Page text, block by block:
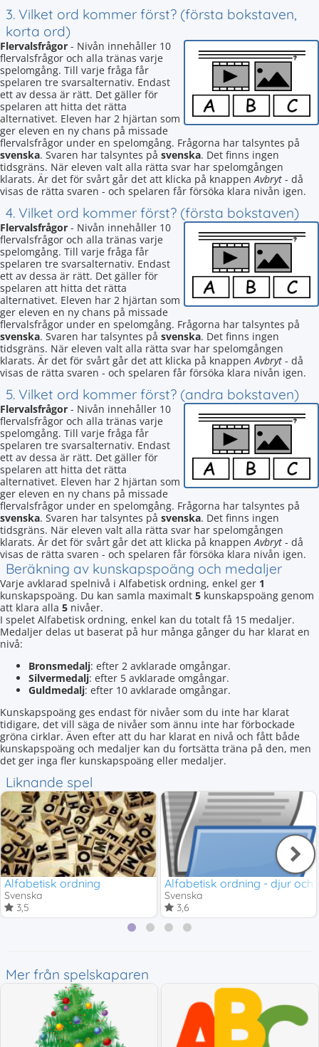
3. Vilket ord kommer först? (första bokstaven,
korta ord)
Flervalsfrågor - Nivån innehåller 10
flervalsfrågor och alla tränas varje
spelomgång. Till varje fråga får
spelaren tre svarsalternativ. Endast
ett av dessa är rätt. Det gäller för
spelaren att hitta det rätta
alternativet. Eleven har 2 hjärtan som
ger eleven en ny chans på missade
flervalsfrågor under en spelomgång. Frågorna har talsyntes på
svenska. Svaren har talsyntes på svenska. Det finns ingen
tidsgräns. När eleven valt alla rätta svar har spelomgången
klarats. Är det för svårt går det att klicka på knappenAvbryt - då
visas de rätta svaren - och spelaren får försöka klara nivån igen.
4. Vilket ord kommer först? (första bokstaven)
Flervalsfrågor - Nivån innehåller 10
flervalsfrågor och alla tränas varje
spelomgång. Till varje fråga får
spelaren tre svarsalternativ. Endast
ett av dessa är rätt. Det gäller för
spelaren att hitta det rätta
alternativet. Eleven har 2 hjärtan som
ger eleven en ny chans på missade
flervalsfrågor under en spelomgång. Frågorna har talsyntes på
svenska. Svaren har talsyntes på svenska. Det finns ingen
tidsgräns. När eleven valt alla rätta svar har spelomgången
klarats. Är det för svårt går det att klicka på knappenAvbryt - då
visas de rätta svaren - och spelaren får försöka klara nivån igen.
5. Vilket ord kommer först? (andra bokstaven)
Flervalsfrågor - Nivån innehåller 10
flervalsfrågor och alla tränas varje
spelomgång. Till varje fråga får
spelaren tre svarsalternativ. Endast
ett av dessa är rätt. Det gäller för
spelaren att hitta det rätta
alternativet. Eleven har 2 hjärtan som
ger eleven en ny chans på missade
flervalsfrågor under en spelomgång. Frågorna har talsyntes på
svenska. Svaren har talsyntes på svenska. Det finns ingen
tidsgräns. När eleven valt alla rätta svar har spelomgången
klarats. Är det för svårt går det att klicka på knappenAvbryt - då
visas de rätta svaren - och spelaren får försöka klara nivån igen.
Beräkning av kunskapspoäng och medaljer
Varje avklarad spelnivå i Alfabetisk ordning, enkel ger 1
kunskapspoäng. Du kan samla maximalt 5 kunskapspoäng genom
att klara alla 5 nivåer.
I spelet Alfabetisk ordning, enkel kan du totalt få 15 medaljer.
Medaljer delas ut baserat på hur många gånger du har klarat en
nivå:
Bronsmedalj: efter 2 avklarade omgångar.
Silvermedalj: efter 5 avklarade omgångar.
Guldmedalj: efter 10 avklarade omgångar.
Kunskapspoäng ges endast för nivåer som du inte har klarat
tidigare, det vill säga de nivåer som ännu inte har förbockade
gröna cirklar. Även efter att du har klarat en nivå och fått både
kunskapspoäng och medaljer kan du fortsätta träna på den, men
det ger inga fler kunskapspoäng eller medaljer.
Liknande spel
Alfabetisk ordning
Svenska
3,5
Alfabetisk ordning - djur och
Svenska
3,6
Mer från spelskaparen